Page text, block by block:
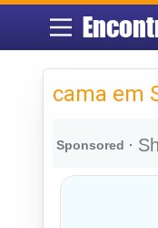
cama em